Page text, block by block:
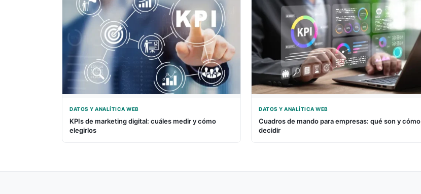
DATOS Y ANALÍTICA WEB
KPIs de marketing digital: cuáles medir y cómo
elegirlos
DATOS Y ANALÍTICA WEB
Cuadros de mando para empresas: qué son y cómo
decidir